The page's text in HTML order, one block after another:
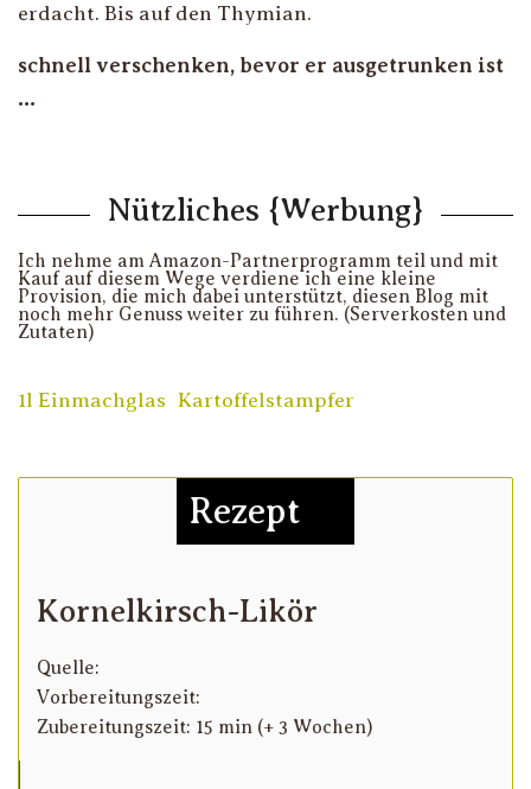
erdacht. Bis auf den Thymian.
schnell verschenken, bevor er ausgetrunken ist
…
Nützliches {Werbung}
Ich nehme am Amazon-Partnerprogramm teil und mit
Kauf auf diesem Wege verdiene ich eine kleine
Provision, die mich dabei unterstützt, diesen Blog mit
noch mehr Genuss weiter zu führen. (Serverkosten und
Zutaten)
1l Einmachglas Kartoffelstampfer
Rezept
Kornelkirsch-Likör
Quelle:
Vorbereitungszeit:
Zubereitungszeit: 15 min (+ 3 Wochen)